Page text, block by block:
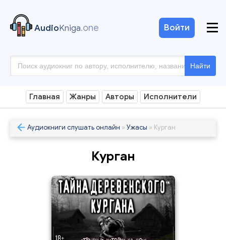
AudioKniga.one
Найти
Войти
Главная Жанры Авторы Исполнители
Аудиокниги слушать онлайн » Ужасы » Курган
Курган